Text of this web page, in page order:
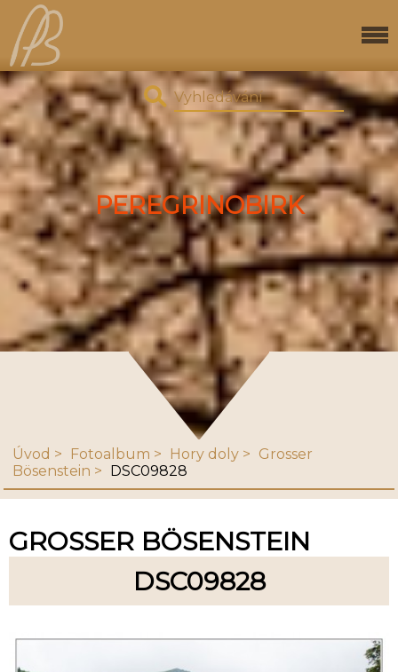
PEREGRINOBIRK
Úvod Fotoalbum Hory doly
Grosser
Bösenstein
DSC09828
GROSSER BÖSENSTEIN
DSC09828